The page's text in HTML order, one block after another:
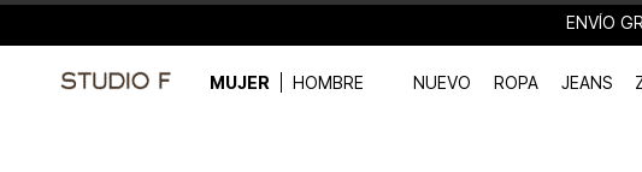
ENVÍO
MUJER HOMBRE NUEVO ROPA JEANS